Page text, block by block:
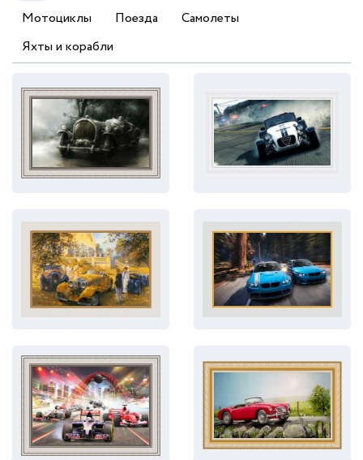
Мотоциклы
Поезда
Самолеты
Яхты и корабли